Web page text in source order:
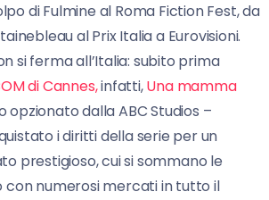
di Fulmine al Roma Fiction Fest, da
al Prix Italia a Eurovisioni.
si ferma all’Italia: subito prima
di Cannes,infatti,Una mamma
opzionato dalla ABC Studios –
i diritti della serie per un
prestigioso, cui si sommano le
numerosi mercati in tutto il